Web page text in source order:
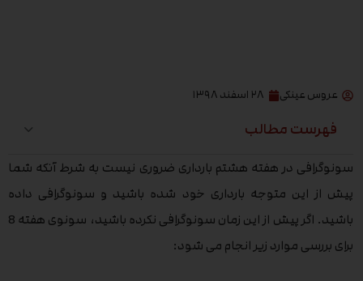
عروس عینکی ۲۸ اسفند ۱۳۹۸
فهرست مطالب
سونوگرافی در هفته هشتم بارداری ضروری نیست به شرط آنکه شما
پیش از این متوجه بارداری خود شده باشید و سونوگرافی داده
باشید. اگر پیش از این زمان سونوگرافی نکرده باشید، سونوی هفته 8
برای بررسی موارد زیر انجام می شود: